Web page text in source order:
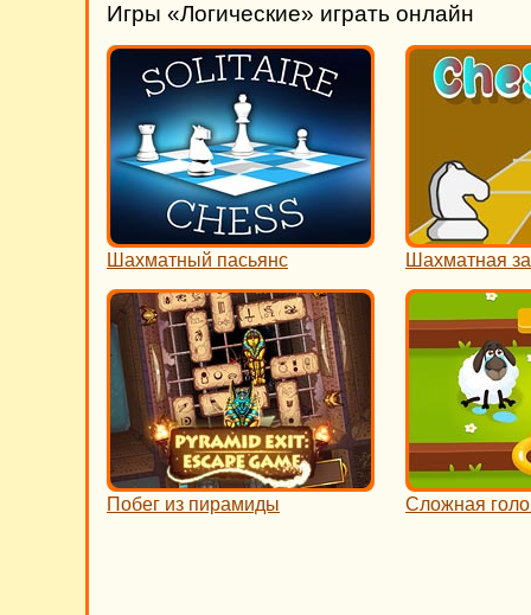
Игры «Логические» играть онлайн
Шахматный пасьянс Шахматная
Побег из пирамиды Сложная